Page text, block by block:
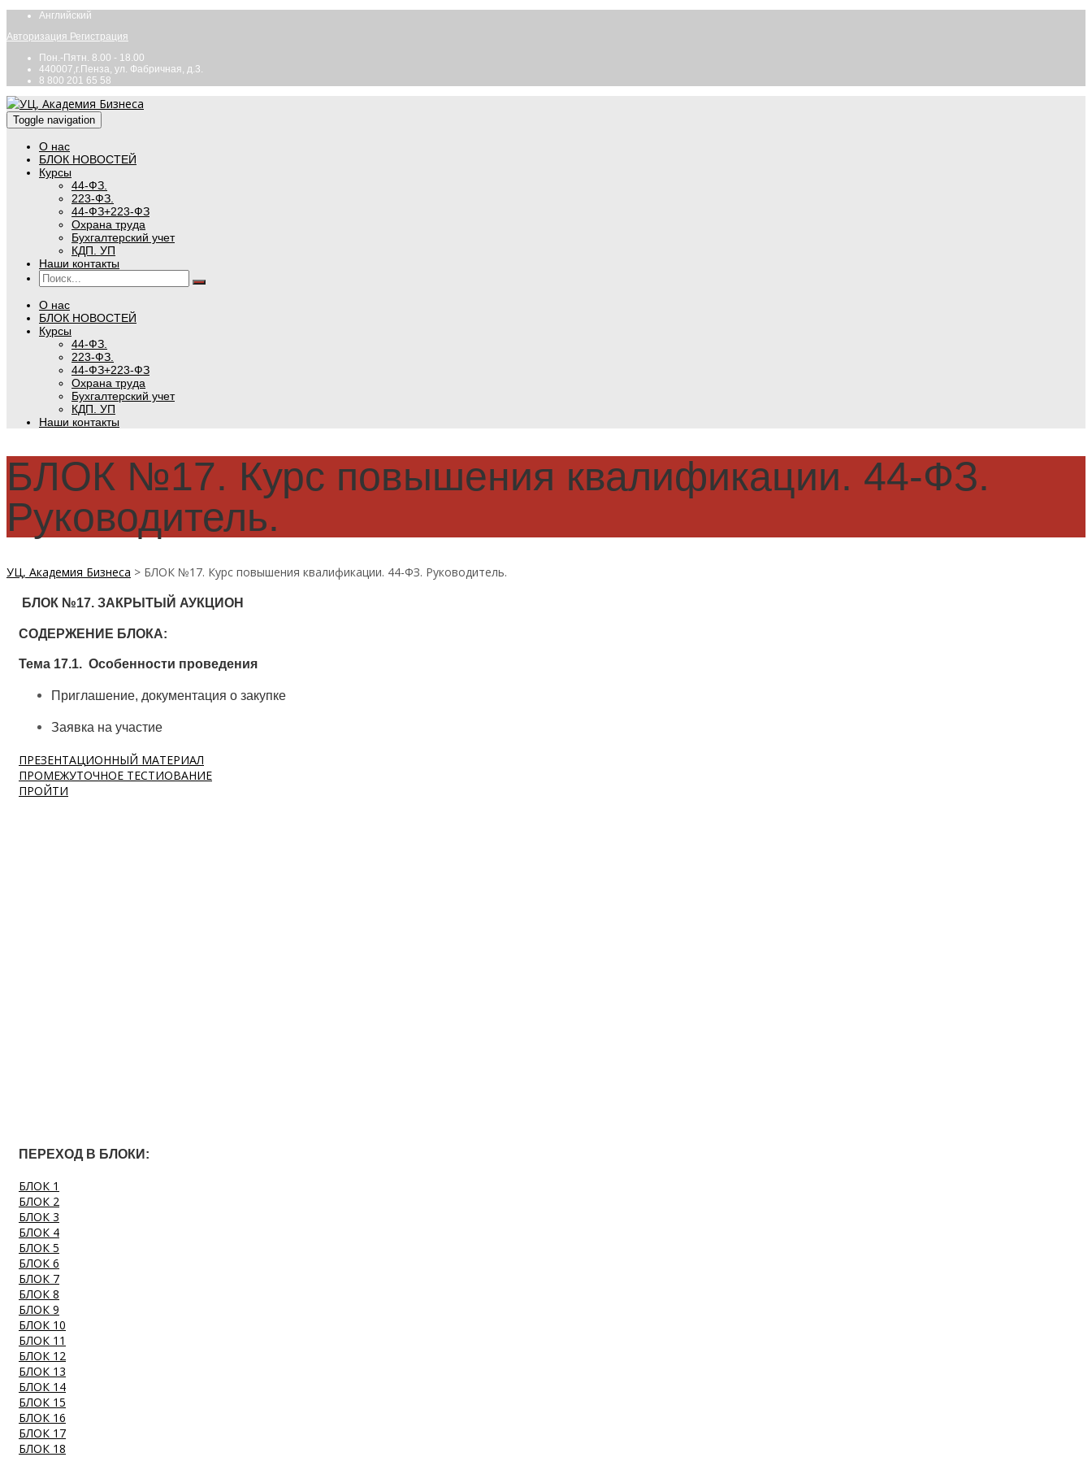
Английский
Авторизация Регистрация
Пон.-Пятн. 8.00 - 18.00
440007,г.Пенза, ул. Фабричная, д.3.
8 800 201 65 58
Toggle navigation
О нас
БЛОК НОВОСТЕЙ
Курсы
44-ФЗ.
223-ФЗ.
44-ФЗ+223-ФЗ
Охрана труда
Бухгалтерский учет
КДП. УП
Наши контакты
О нас
БЛОК НОВОСТЕЙ
Курсы
44-ФЗ.
223-ФЗ.
44-ФЗ+223-ФЗ
Охрана труда
Бухгалтерский учет
КДП. УП
Наши контакты
БЛОК №17. Курс повышения квалификации. 44-ФЗ.
Руководитель.
УЦ, Академия Бизнеса > БЛОК №17. Курс повышения квалификации. 44-ФЗ. Руководитель.
БЛОК №17. ЗАКРЫТЫЙ АУКЦИОН
СОДЕРЖЕНИЕ БЛОКА:
Тема 17.1. Особенности проведения
Приглашение, документация о закупке
Заявка на участие
ПРЕЗЕНТАЦИОННЫЙ МАТЕРИАЛ
ПРОМЕЖУТОЧНОЕ ТЕСТИОВАНИЕ
ПРОЙТИ
ПЕРЕХОД В БЛОКИ:
БЛОК 1
БЛОК 2
БЛОК 3
БЛОК 4
БЛОК 5
БЛОК 6
БЛОК 7
БЛОК 8
БЛОК 9
БЛОК 10
БЛОК 11
БЛОК 12
БЛОК 13
БЛОК 14
БЛОК 15
БЛОК 16
БЛОК 17
БЛОК 18